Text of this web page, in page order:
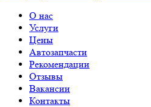
О нас
Услуги
Цены
Автозапчасти
Рекомендации
Отзывы
Вакансии
Контакты